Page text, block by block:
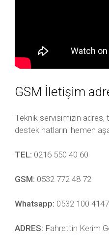
GSM İletişim
Teknik servisimizin adres,
destek hatlarını hemen
TEL: 0216 550 40 60
GSM: 0532 772 48 72
Whatsapp: 0532 100 4147
ADRES: Fahrettin Kerim